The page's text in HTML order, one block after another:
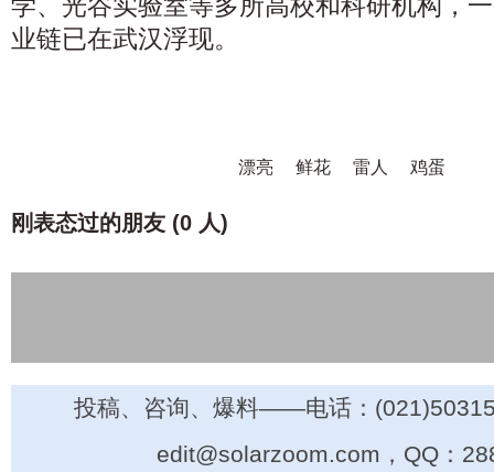
业链已在武汉浮现。
漂亮 鲜花 雷人 鸡蛋
刚表态过的朋友 (0 人)
投稿、咨询、爆料——电话：
edit@solarzoom.com，QQ：